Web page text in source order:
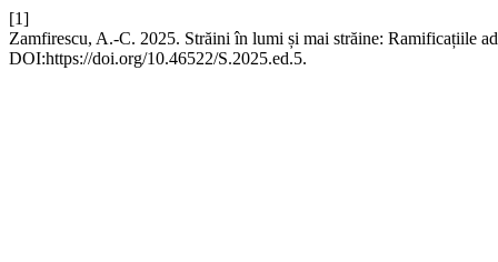
[1]
Zamfirescu, A.-C. 2025. Străini în lumi și mai străine: Ramificațiile
DOI:https://doi.org/10.46522/S.2025.ed.5.